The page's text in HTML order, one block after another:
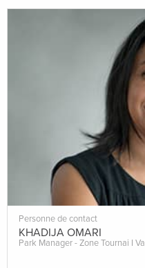
Personne de contact
KHADIJA OMARI
Park Manager - Zone Tournai I